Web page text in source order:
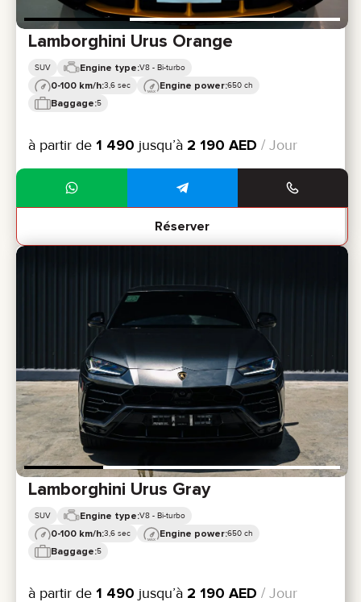
Lamborghini Urus Orange
SUV Engine type:V8 - Bi-turbo
0-100 km/h:3,6 sec Engine power:650 ch
Baggage:5
à partir de 1 490 jusqu’à 2 190 AED / Jour
Réserver
Lamborghini Urus Gray
SUV Engine type:V8 - Bi-turbo
0-100 km/h:3,6 sec Engine power:650 ch
Baggage:5
à partir de 1 490 jusqu’à 2 190 AED / Jour